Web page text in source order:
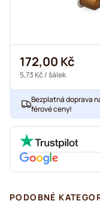
172,00 Kč
5,73 Kč / šálek
Bezplatná doprava
férové ceny!
PODOBNÉ